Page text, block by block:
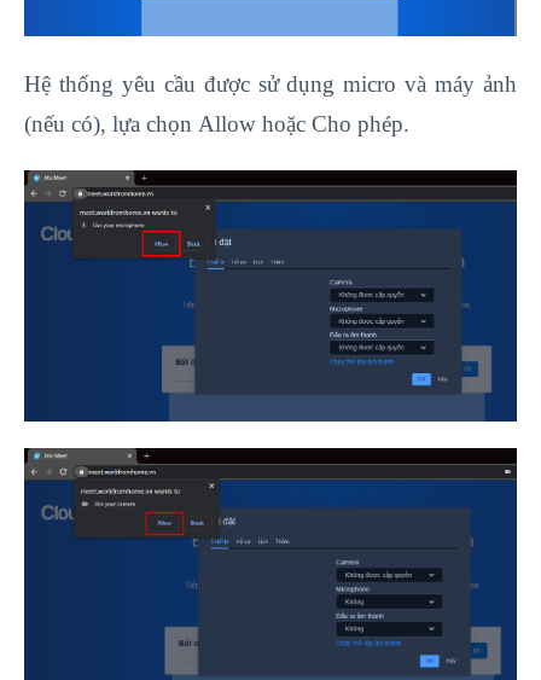
Hệ thống yêu cầu được sử dụng micro và máy ảnh
(nếu có), lựa chọn Allow hoặc Cho phép.